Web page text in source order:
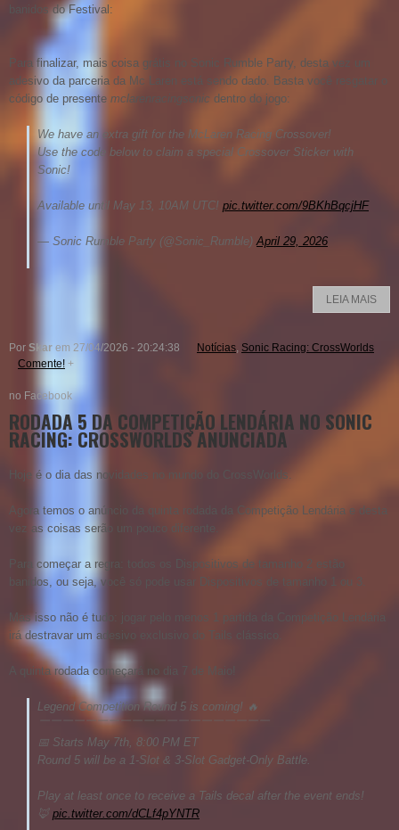
banidos do Festival:
Para finalizar, mais coisa grátis no Sonic Rumble Party, desta vez um
adesivo da parceria da Mc Laren está sendo dado. Basta você resgatar o
código de presente mclarenracingsonic dentro do jogo:
We have an extra gift for the McLaren Racing Crossover!
Use the code below to claim a special Crossover Sticker with
Sonic!
Available until May 13, 10AM UTC! pic.twitter.com/9BKhBqcjHF
— Sonic Rumble Party (@Sonic_Rumble)April 29, 2026
LEIA MAIS
Por Skar em 27/04/2026 - 20:24:38 Notícias, Sonic Racing: CrossWorlds
Comente! +
no Facebook
RODADA 5 DA COMPETIÇÃO LENDÁRIA NO SONIC
RACING: CROSSWORLDS ANUNCIADA
Hoje é o dia das novidades no mundo do CrossWorlds.
Agora temos o anúncio da quinta rodada da Competição Lendária e desta
vez as coisas serão um pouco diferente.
Para começar a regra: todos os Dispositivos de tamanho 2 estão
banidos, ou seja, você só pode usar Dispositivos de tamanho 1 ou 3.
Mas isso não é tudo: jogar pelo menos 1 partida da Competição Lendária
irá destravar um adesivo exclusivo do Tails clássico.
A quinta rodada começará no dia 7 de Maio!
Legend Competition Round 5 is coming! 🔥
￣￣￣￣￣￣￣￣￣￣￣￣￣￣￣￣￣￣￣￣
📅 Starts May 7th, 8:00 PM ET
Round 5 will be a 1-Slot & 3-Slot Gadget-Only Battle.
Play at least once to receive a Tails decal after the event ends!
🦊 pic.twitter.com/dCLf4pYNTR